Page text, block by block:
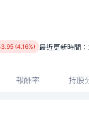
3.95 (4.16%) 最近更新時間：
報酬率 持股